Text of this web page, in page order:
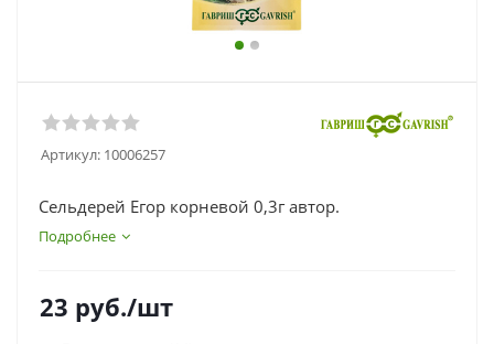
Артикул: 10006257
Сельдерей Егор корневой 0,3г автор.
Подробнее
23 руб./шт